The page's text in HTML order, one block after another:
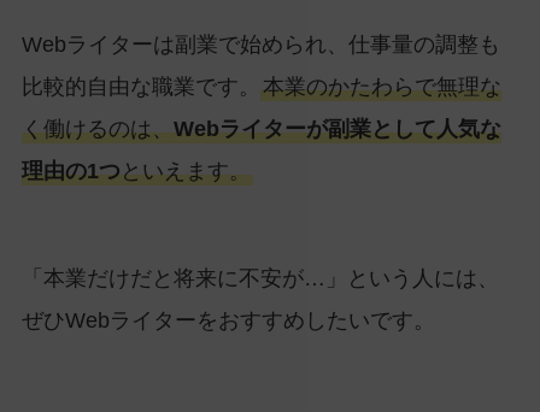
Webライターは副業で始められ、仕事量の調整も
比較的自由な職業です。 本業のかたわらで無理な
く働けるのは、Webライターが副業として人気な
理由の1つといえます。
「本業だけだと将来に不安が…」という人には、
ぜひWebライターをおすすめしたいです。